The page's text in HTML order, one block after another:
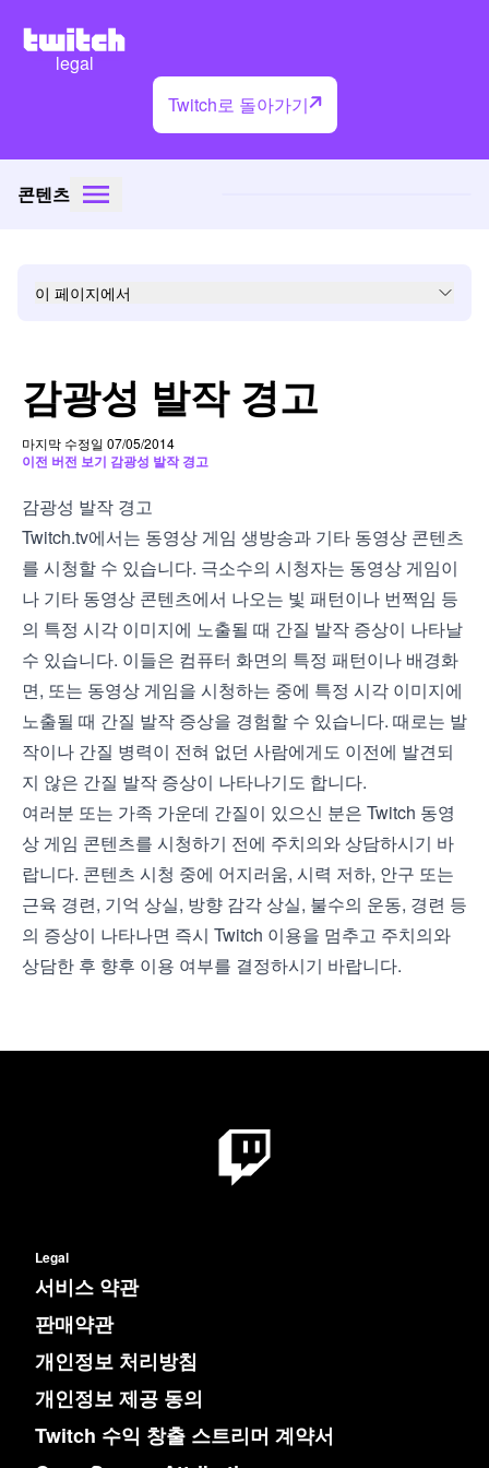
legal
Twitch로 돌아가기
콘텐츠
감광성 발작 경고
이 페이지에서
마지막 수정일 07/05/2014
이전 버전 보기 감광성 발작 경고
감광성 발작 경고
Twitch.tv에서는 동영상 게임 생방송과 기타 동영상 콘텐츠
를 시청할 수 있습니다. 극소수의 시청자는 동영상 게임이
나 기타 동영상 콘텐츠에서 나오는 빛 패턴이나 번쩍임 등
의 특정 시각 이미지에 노출될 때 간질 발작 증상이 나타날
수 있습니다. 이들은 컴퓨터 화면의 특정 패턴이나 배경화
면, 또는 동영상 게임을 시청하는 중에 특정 시각 이미지에
노출될 때 간질 발작 증상을 경험할 수 있습니다. 때로는 발
작이나 간질 병력이 전혀 없던 사람에게도 이전에 발견되
지 않은 간질 발작 증상이 나타나기도 합니다.
여러분 또는 가족 가운데 간질이 있으신 분은 Twitch 동영
상 게임 콘텐츠를 시청하기 전에 주치의와 상담하시기 바
랍니다. 콘텐츠 시청 중에 어지러움, 시력 저하, 안구 또는
근육 경련, 기억 상실, 방향 감각 상실, 불수의 운동, 경련 등
의 증상이 나타나면 즉시 Twitch 이용을 멈추고 주치의와
상담한 후 향후 이용 여부를 결정하시기 바랍니다.
Legal
서비스 약관
판매약관
개인정보 처리방침
개인정보 제공 동의
Twitch 수익 창출 스트리머 계약서